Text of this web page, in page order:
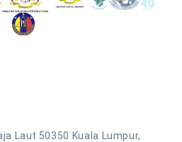
Laut 50350 Kuala Lumpur,